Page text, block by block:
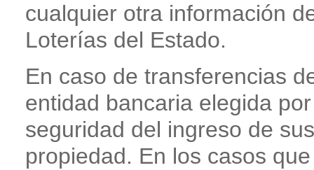
cualquier otra información
Loterías del Estado.
En caso de transferencias
entidad bancaria elegida
seguridad del ingreso de
propiedad. En los casos